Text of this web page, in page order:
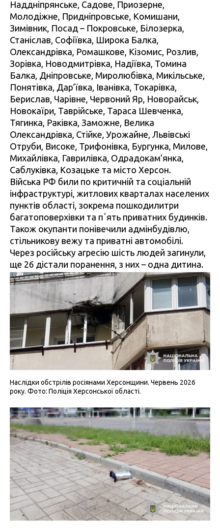
Наддніпрянське, Садове, Приозерне,
Молодіжне, Придніпровське, Комишани,
Зимівник, Посад – Покровське, Білозерка,
Станіслав, Софіївка, Широка Балка,
Олександрівка, Ромашкове, Кізомис, Розлив,
Зорівка, Новодмитрівка, Надіївка, Томина
Балка, Дніпровське, Миролюбівка, Микільське,
Понятівка, Дар’ївка, Іванівка, Токарівка,
Берислав, Чарівне, Червоний Яр, Новорайськ,
Новокаїри, Таврійське, Тараса Шевченка,
Тягинка, Раківка, Заможне, Велика
Олександрівка, Стійке, Урожайне, Львівські
Отруби, Високе, Трифонівка, Бургунка, Милове,
Михайлівка, Гаврилівка, Одрадокам’янка,
Саблуківка, Козацьке та місто Херсон.
Війська РФ били по критичній та соціальній
інфраструктурі, житлових кварталах населених
пунктів області, зокрема пошкодилитри
багатоповерхівки та пʼять приватних будинків.
Також окупанти понівечили адмінбудівлю,
стільникову вежу та приватні автомобілі.
Через російську агресію шість людей загинули,
ще 26 дістали поранення, з них – одна дитина.
Наслідки обстрілів росіянами Херсонщини. Червень 2026
року. Фото: Поліція Херсонської області.